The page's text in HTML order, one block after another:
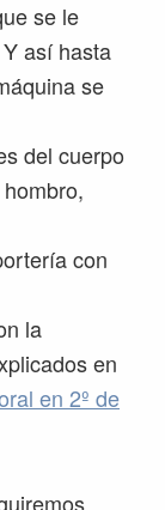
se le
así hasta
se
del cuerpo
con
la
en
en 2º de